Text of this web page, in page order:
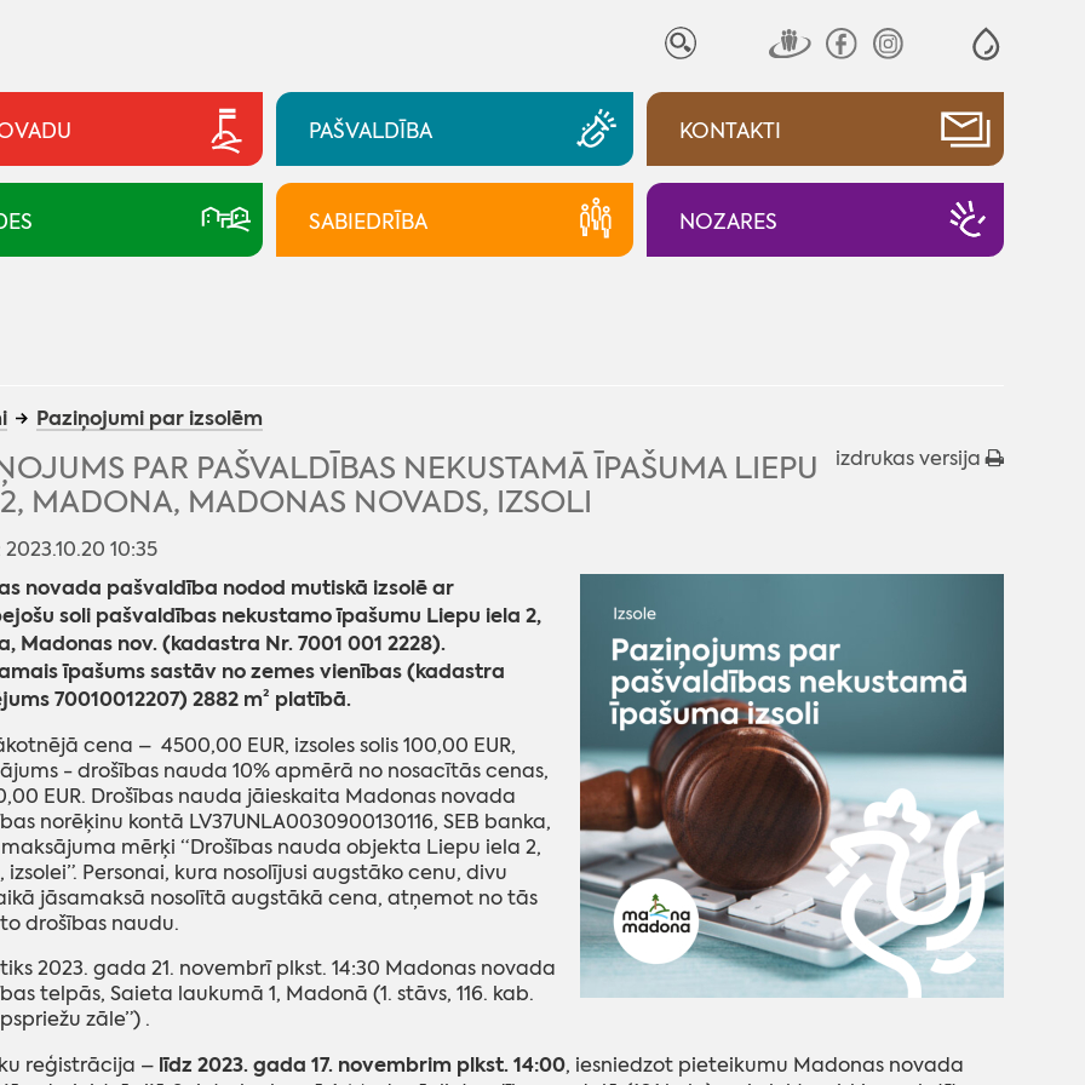
PAŠVALDĪBA KONTAKTI
SABIEDRĪBA NOZARES
Paziņojumi par izsolēm
izdrukas versija
PAR PAŠVALDĪBAS NEKUSTAMĀ ĪPAŠUMA LIEPU
MADONA, MADONAS NOVADS, IZSOLI
10:35
novada pašvaldība nodod mutiskā izsolē ar
soli pašvaldības nekustamo īpašumu Liepu iela 2,
Madonas nov. (kadastra Nr. 7001 001 2228).
īpašums sastāv no zemes vienības (kadastra
70010012207) 2882 m² platībā.
cena – 4500,00 EUR, izsoles solis 100,00 EUR,
- drošības nauda 10% apmērā no nosacītās cenas,
EUR. Drošības nauda jāieskaita Madonas novada
norēķinu kontā LV37UNLA0030900130116, SEB banka,
mērķi “Drošības nauda objekta Liepu iela 2,
izsolei”. Personai, kura nosolījusi augstāko cenu, divu
jāsamaksā nosolītā augstākā cena, atņemot no tās
drošības naudu.
2023. gada 21. novembrī plkst. 14:30 Madonas novada
telpās, Saieta laukumā 1, Madonā (1. stāvs, 116. kab.
zāle”) .
reģistrācija – līdz 2023. gada 17. novembrim plkst. 14:00, iesniedzot pieteikumu Madonas novada